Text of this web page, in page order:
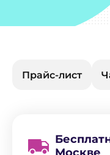
Прайс-лист